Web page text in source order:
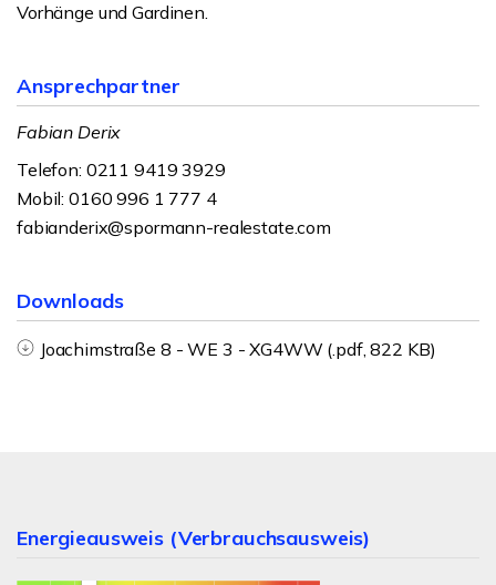
Vorhänge und Gardinen.
Ansprechpartner
Fabian Derix
Telefon: 0211 9419 3929
Mobil: 0160 996 1 777 4
fabianderix@spormann-realestate.com
Downloads
Joachimstraße 8 - WE 3 - XG4WW (.pdf, 822 KB)
Energieausweis (Verbrauchsausweis)